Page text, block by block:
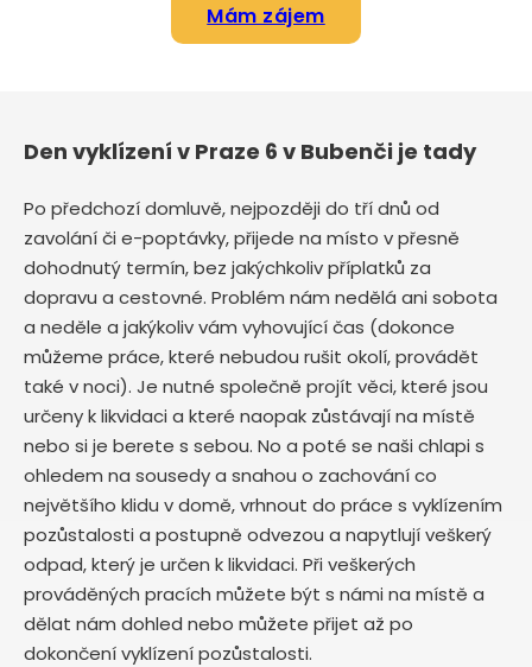
Mám zájem
Den vyklízení v Praze 6 v Bubenči je tady
Po předchozí domluvě, nejpozději do tří dnů od
zavolání či e-poptávky, přijede na místo v přesně
dohodnutý termín, bez jakýchkoliv příplatků za
dopravu a cestovné. Problém nám nedělá ani sobota
a neděle a jakýkoliv vám vyhovující čas (dokonce
můžeme práce, které nebudou rušit okolí, provádět
také v noci). Je nutné společně projít věci, které jsou
určeny k likvidaci a které naopak zůstávají na místě
nebo si je berete s sebou. No a poté se naši chlapi s
ohledem na sousedy a snahou o zachování co
největšího klidu v domě, vrhnout do práce s vyklízením
pozůstalosti a postupně odvezou a napytlují veškerý
odpad, který je určen k likvidaci. Při veškerých
prováděných pracích můžete být s námi na místě a
dělat nám dohled nebo můžete přijet až po
dokončení vyklízení pozůstalosti.